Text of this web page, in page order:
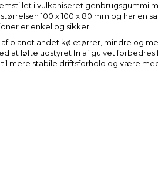
i vulkaniseret
100 x 100 x 80 mm og har
er enkel og sikker.
blandt andet køletørrer, mindre og
at løfte udstyret fri af gulvet
mere stabile driftsforhold og være